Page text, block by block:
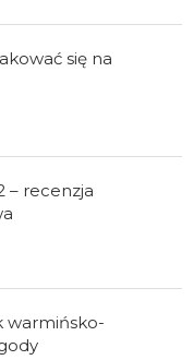
się na
– recenzja
warmińsko-